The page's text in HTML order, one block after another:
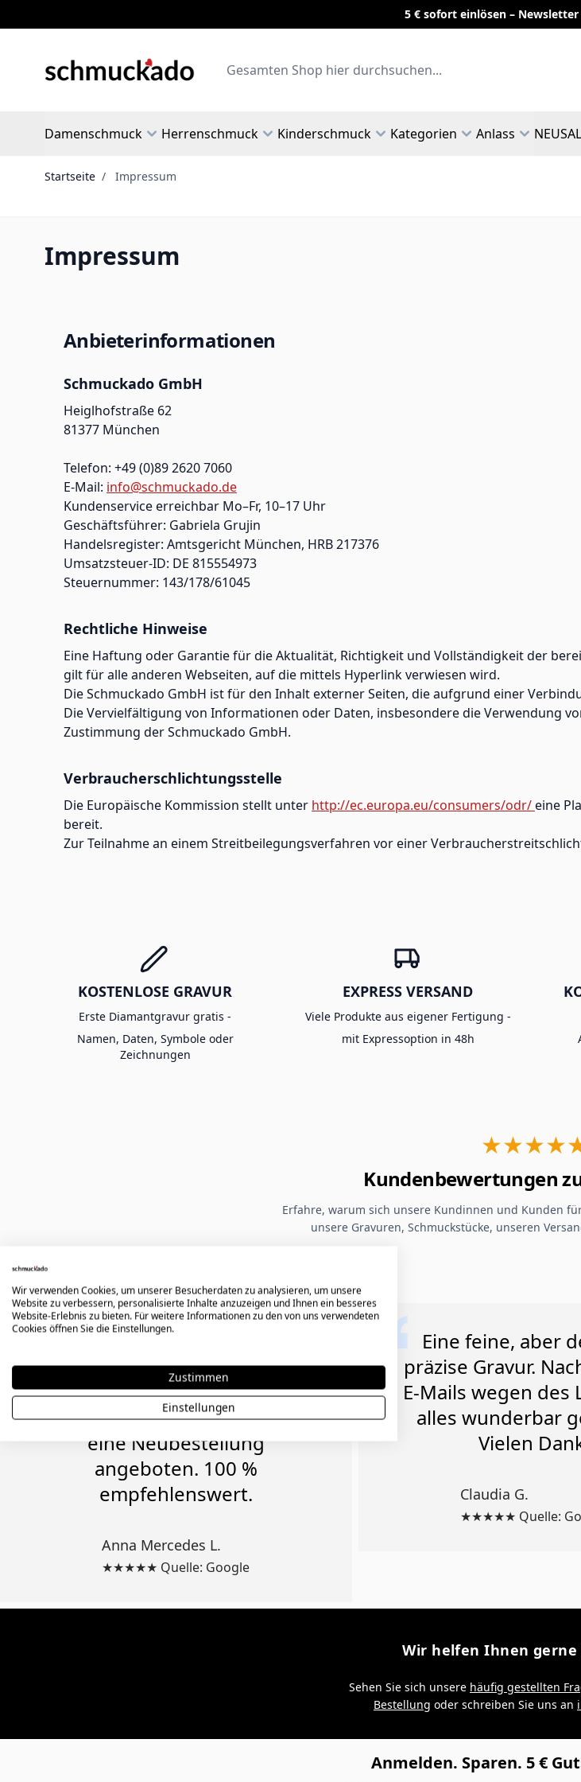
5 € sofort einlösen –
Search
Damenschmuck Herrenschmuck Kinderschmuck Kategorien Anlass NEU
Startseite / Impressum
Impressum
Anbieterinformationen
Schmuckado GmbH
Heiglhofstraße 62
81377 München
Telefon: +49 (0)89 2620 7060
E-Mail: info@schmuckado.de
Kundenservice erreichbar Mo–Fr, 10–17 Uhr
Geschäftsführer: Gabriela Grujin
Handelsregister: Amtsgericht München, HRB 217376
Umsatzsteuer-ID: DE 815554973
Steuernummer: 143/178/61045
Rechtliche Hinweise
Eine Haftung oder Garantie für die Aktualität, Richtigkeit und Vollständigkeit der
gilt für alle anderen Webseiten, auf die mittels Hyperlink verwiesen wird.
Die Schmuckado GmbH ist für den Inhalt externer Seiten, die aufgrund einer
Die Vervielfältigung von Informationen oder Daten, insbesondere die Verwendung
Zustimmung der Schmuckado GmbH.
Verbraucherschlichtungsstelle
Die Europäische Kommission stellt unter http://ec.europa.eu/consumers/odr/eine
bereit.
Zur Teilnahme an einem Streitbeilegungsverfahren vor einer
KOSTENLOSE GRAVUR
Erste Diamantgravur gratis -
Namen, Daten, Symbole oder
Zeichnungen
EXPRESS VERSAND
Viele Produkte aus eigener Fertigung -
mit Expressoption in 48h
Kundenbewertungen
Erfahre, warum sich unsere Kundinnen und Kunden
unsere Gravuren, Schmuckstücke, unseren
Ausgewählte Google-Bewertungen
Hervorragende Qualität der
Gravur. Leider hat mir mein
Ring nicht gepasst, aber mir
wurde ein 25 % Rabatt für
eine Neubestellung
angeboten. 100 %
empfehlenswert.
Anna Mercedes L.
★★★★★ Quelle: Google
Eine feine, aber
präzise Gravur.
E-Mails wegen des
alles wunderbar
Vielen
Claudia G.
★★★★★ Quelle:
Wir helfen Ihnen
Sehen Sie sich unsere häufig gestellten
Bestellung oder schreiben Sie uns an
Anmelden. Sparen. 5 €
Wir verwenden Cookies, um unserer Besucherdaten zu analysieren, um unsere
Website zu verbessern, personalisierte Inhalte anzuzeigen und Ihnen ein besseres
Website-Erlebnis zu bieten. Für weitere Informationen zu den von uns verwendeten
Cookies öffnen Sie die Einstellungen.
Zustimmen
Einstellungen